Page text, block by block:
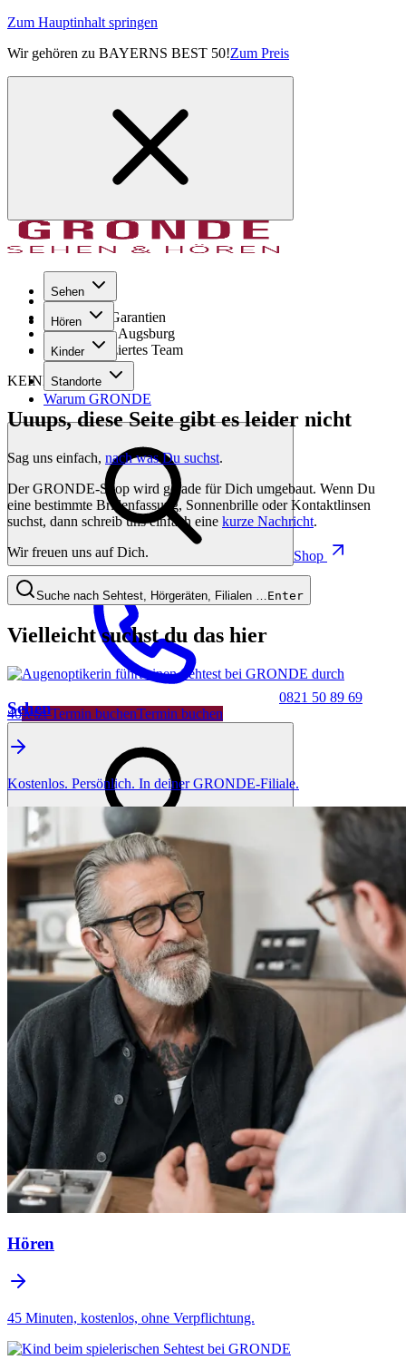
Zum Hauptinhalt springen
Wir gehören zu BAYERNS BEST 50!Zum Preis
Sehen
Hören
Kinder
Standorte
Warum GRONDE
Shop
0821 50 89 69
40Jetzt Termin buchenTermin buchen
Seit 1971
GRONDE Garantien
8× im Raum Augsburg
Hochqualifiziertes Team
KEINE SORGE!
Uuups, diese Seite gibt es leider nicht
Sag uns einfach, nach was Du suchst.
Der GRONDE-Shop wird gerade für Dich umgebaut. Wenn Du
eine bestimmte Brillenfassung, Sonnenbrille oder Kontaktlinsen
suchst, dann schreib uns einfach eine kurze Nachricht.
Wir freuen uns auf Dich.
Suche nach Sehtest, Hörgeräten, Filialen … Enter
Vielleicht suchst du das hier
Sehen
Kostenlos. Persönlich. In deiner GRONDE-Filiale.
Hören
45 Minuten, kostenlos, ohne Verpflichtung.